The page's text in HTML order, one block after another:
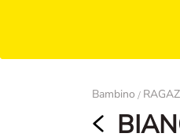
Bambino /